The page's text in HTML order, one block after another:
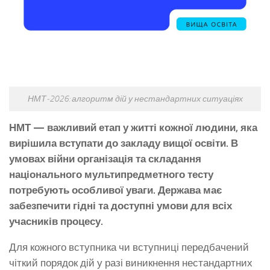
НМТ‑2026: алгоритм дій у нестандартних ситуаціях
НМТ — важливий етап у житті кожної людини, яка
вирішила вступати до закладу вищої освіти. В
умовах війни організація та складання
національного мультипредметного тесту
потребують особливої уваги. Держава має
забезпечити гідні та доступні умови для всіх
учасників процесу.
Для кожного вступника чи вступниці передбачений
чіткий порядок дій у разі виникнення нестандартних